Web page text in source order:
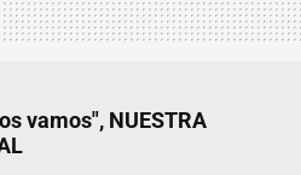
vamos", NUESTRA